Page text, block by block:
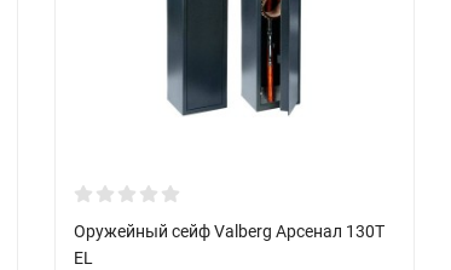
Оружейный сейф Valberg Арсенал 130Т
EL